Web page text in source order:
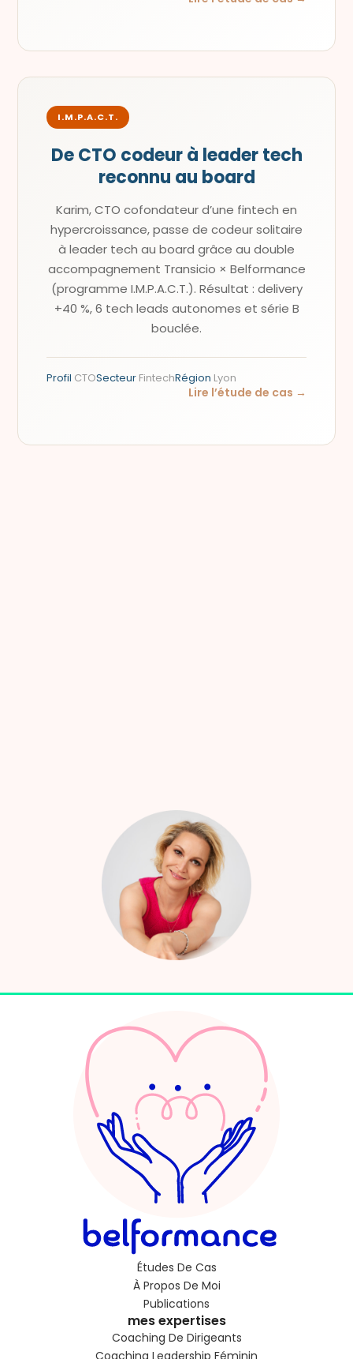
I.M.P.A.C.T.
De CTO codeur à leader tech
reconnu au board
Karim, CTO cofondateur d’une fintech en
hypercroissance, passe de codeur solitaire
à leader tech au board grâce au double
accompagnement Transicio × Belformance
(programme I.M.P.A.C.T.). Résultat : delivery
+40 %, 6 tech leads autonomes et série B
bouclée.
Profil CTOSecteur FintechRégion Lyon
Lire l’étude de cas →
Études De Cas
À Propos De Moi
Publications
mes expertises
Coaching De Dirigeants